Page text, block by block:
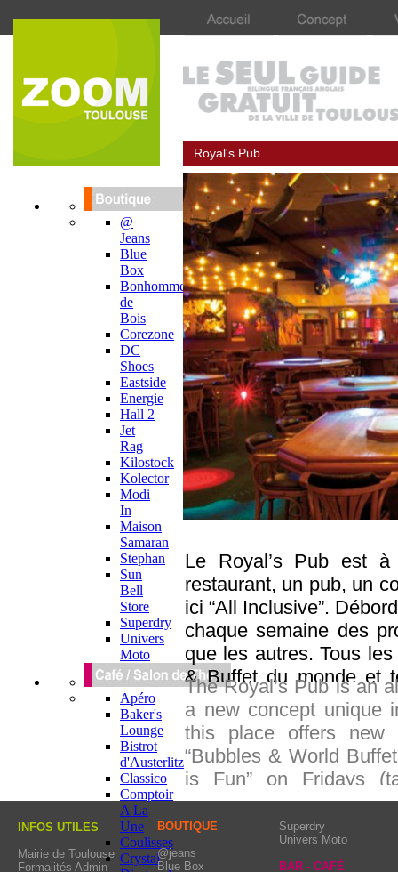
The Royal’s Pub is an
a new concept unique
this place offers new
“Bubbles & World
is Fun” on Fridays
chocolate fountain…).
agenda for special
dedicated to relaxation,
Le Royal’s Pub est
restaurant, un pub, un
ici “All Inclusive”.
chaque semaine des
que les autres. Tous
& Buffet du monde et
légumes, fromages à
Des soirées sont
l’agenda en ligne. Un
suffisamment complet
idéal sans hésitation.
Royal's Pub
@
Jeans
Blue
Box
Bonhomme
de
Bois
Corezone
DC
Shoes
Eastside
Energie
Hall 2
Jet
Rag
Kilostock
Kolector
Modi
In
Maison
Samaran
Stephan
Sun
Bell
Store
Superdry
Univers
Moto
Apéro
Baker's
Lounge
Bistrot
d'Austerlitz
Classico
Comptoir
A La
Une
Coulisses
Crystal
INFOS UTILES
Mairie de Toulouse
Formalités Admin
Superdry
Univers Moto
BAR - CAFÉ
BOUTIQUE
@jeans
Blue Box